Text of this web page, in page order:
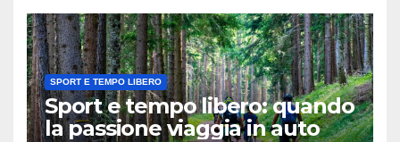
SPORT E TEMPO LIBERO
Sport e tempo libero: quando
la passione viaggia in auto